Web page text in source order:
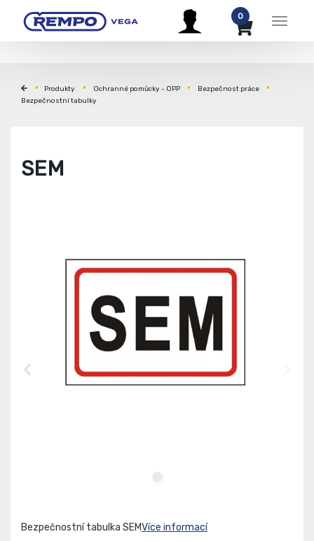
Menu
0
Produkty Ochranné pomůcky - OPP
Bezpečnost práce
Bezpečnostní tabulky
SEM
Bezpečnostní tabulka SEMVíce informací